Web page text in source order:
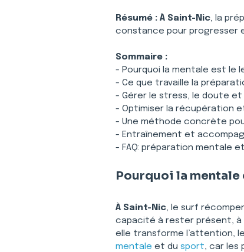
Résumé : À Saint-Nic, la
constance pour progresser
Sommaire :
- Pourquoi la mentale est le
- Ce que travaille la
- Gérer le stress, le doute et
- Optimiser la récupération
- Une méthode concrète
- Entraînement et
- FAQ: préparation mentale
Pourquoi la mentale
À Saint-Nic, le surf
capacité à rester présent, à
elle transforme l’attention,
mentale et du sport, car les